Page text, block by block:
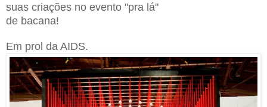
suas criações no evento "pra lá"
de bacana!
Em prol da AIDS.